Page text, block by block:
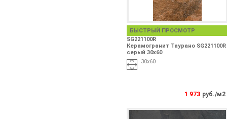
БЫСТРЫЙ ПРОСМОТР
SG221100R
Керамогранит Таурано SG221100R
серый 30х60
30х60
1 973 руб./м2